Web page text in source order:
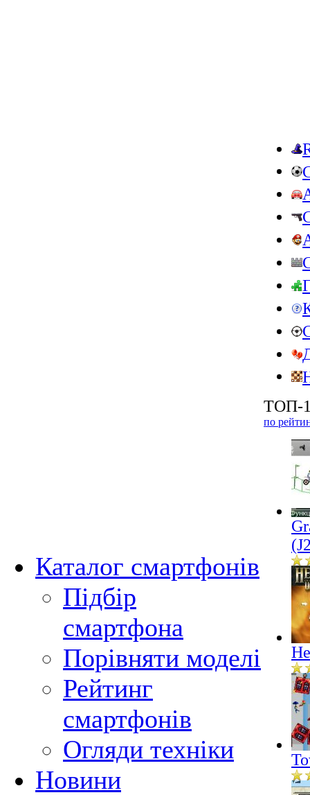
Каталог смартфонів
Підбір
смартфона
Порівняти моделі
Рейтинг
смартфонів
Огляди техніки
Новини
ТОП-
по